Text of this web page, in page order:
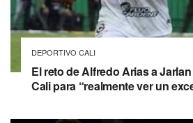
DEPORTIVO CALI
El reto de Alfredo Arias a
Cali para “realmente ver un